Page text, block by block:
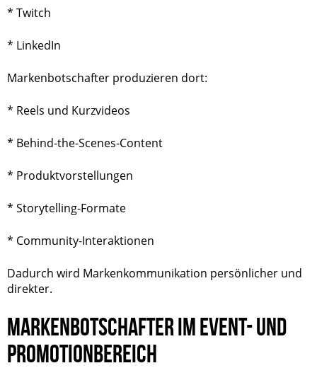
* Twitch
* LinkedIn
Markenbotschafter produzieren dort:
* Reels und Kurzvideos
* Behind-the-Scenes-Content
* Produktvorstellungen
* Storytelling-Formate
* Community-Interaktionen
Dadurch wird Markenkommunikation persönlicher und
direkter.
MARKENBOTSCHAFTER IM EVENT- UND
PROMOTIONBEREICH